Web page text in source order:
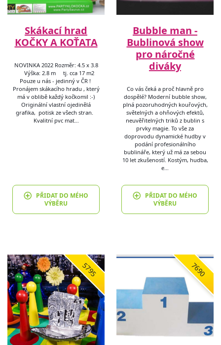
Skákací hrad
KOČKY A KOŤATA
NOVINKA 2022 Rozměr: 4.5 x 3.8
Výška: 2.8 m tj. cca 17 m2
Pouze u nás - jedinný v ČR !
Pronájem skákacího hradu , který
má v oblibě každý kočkomil :-)
Originální vlastní ojedinělá
grafika, potisk ze všech stran.
Kvalitní pvc mat…
PŘIDAT DO MÉHO
VÝBĚRU
Bubble man -
Bublinová show
pro náročné
diváky
Co vás čeká a proč hlavně pro
dospělé? Moderní bubble show,
plná pozoruhodných kouřových,
světelných a ohňových efektů,
neuvěřitelných triků z bublin s
prvky magie. To vše za
doprovodu dynamické hudby v
podání profesionálního
bublináře, který už má za sebou
10 let zkušeností. Kostým, hudba,
e…
PŘIDAT DO MÉHO
VÝBĚRU
5795 7690